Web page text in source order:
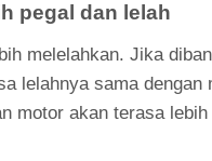
pegal dan lelah
melelahkan. Jika
lelahnya sama
motor akan terasa lebih